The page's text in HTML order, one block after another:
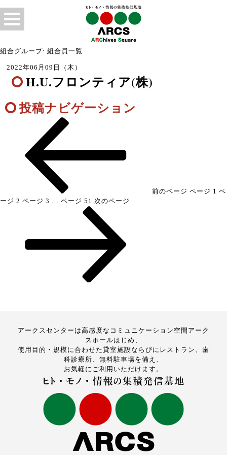
組合グループ: 組合員一覧
2022年06月09日（木）
H.U.フロンティア(株)
投稿ナビゲーション
前のページ ページ 1 ペ
ージ 2 ページ 3 … ページ 51 次のページ
アークスセンターは高感度なコミュニケーション空間アーク
スホールはじめ、
使用目的・規模に合わせた貸室施設ならびにレストラン、歯
科診療所、無料駐車場を備え、
お気軽にご利用いただけます。